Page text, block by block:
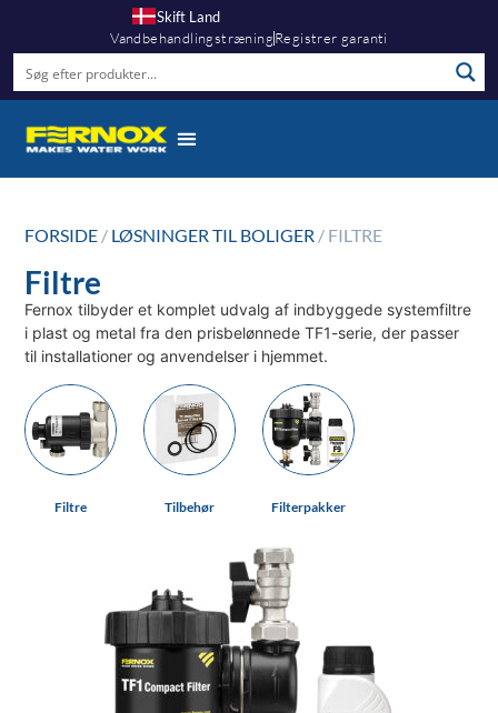
Skift Land
VandbehandlingstræningRegistrer garanti
FORSIDE / LØSNINGER TIL BOLIGER / FILTRE
Filtre
Fernox tilbyder et komplet udvalg af indbyggede systemfiltre
i plast og metal fra den prisbelønnede TF1-serie, der passer
til installationer og anvendelser i hjemmet.
Filtre Tilbehør Filterpakker